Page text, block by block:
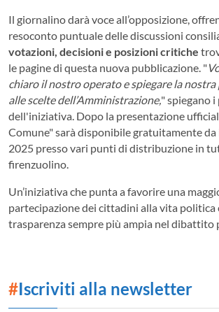
Il giornalino darà voce all’opposizione,
resoconto puntuale delle discussioni
votazioni, decisioni e posizioni critiche
le pagine di questa nuova pubblicazione. "
chiaro il nostro operato e spiegare la
alle scelte dell’Amministrazione," spiegano
dell'iniziativa. Dopo la presentazione
Comune" sarà disponibile gratuitamente
2025 presso vari punti di distribuzione in
firenzuolino.
Un’iniziativa che punta a favorire una
partecipazione dei cittadini alla vita politica
trasparenza sempre più ampia nel dibattito
#Iscriviti alla newsletter